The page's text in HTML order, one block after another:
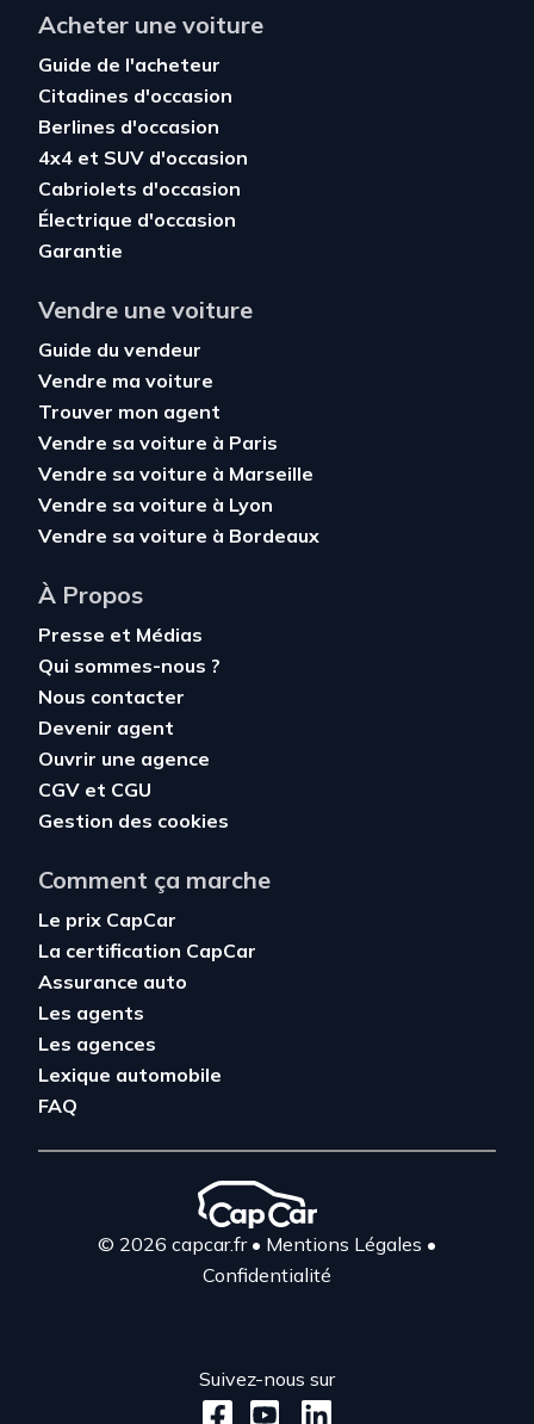
Acheter une voiture
Guide de l'acheteur
Citadines d'occasion
Berlines d'occasion
4x4 et SUV d'occasion
Cabriolets d'occasion
Électrique d'occasion
Garantie
Vendre une voiture
Guide du vendeur
Vendre ma voiture
Trouver mon agent
Vendre sa voiture à Paris
Vendre sa voiture à Marseille
Vendre sa voiture à Lyon
Vendre sa voiture à Bordeaux
À Propos
Presse et Médias
Qui sommes-nous ?
Nous contacter
Devenir agent
Ouvrir une agence
CGV et CGU
Gestion des cookies
Comment ça marche
Le prix CapCar
La certification CapCar
Assurance auto
Les agents
Les agences
Lexique automobile
FAQ
© 2026 capcar.fr• Mentions Légales •
Confidentialité
Suivez-nous sur